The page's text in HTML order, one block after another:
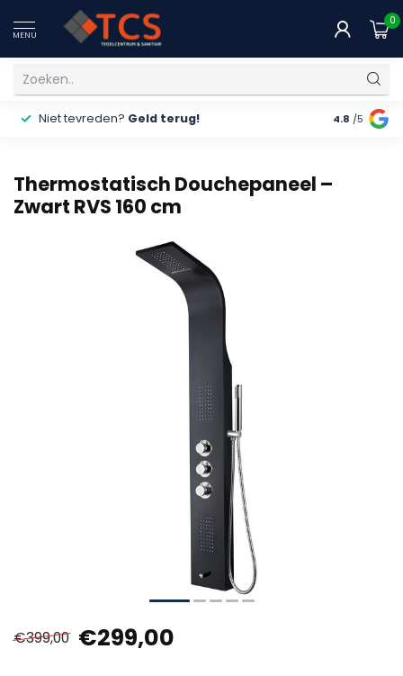
MENU
0
Niet tevreden? Geld terug! Gratis
4.8 /5
Thermostatisch Douchepaneel –
Zwart RVS 160 cm
€399,00 €299,00